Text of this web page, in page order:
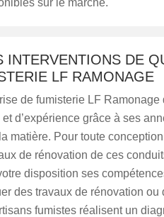
sur le marché.
INTERVENTIONS DE
LF RAMONAGE
de fumisterie LF Ramonage
d’expérience grâce à ses
matière. Pour toute
de rénovation de ces
disposition ses
des travaux de rénovation ou
fumistes réalisent un